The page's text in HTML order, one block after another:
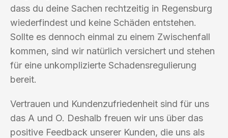
dass du deine Sachen rechtzeitig in Regensburg
wiederfindest und keine Schäden entstehen.
Sollte es dennoch einmal zu einem Zwischenfall
kommen, sind wir natürlich versichert und stehen
für eine unkomplizierte Schadensregulierung
bereit.
Vertrauen und Kundenzufriedenheit sind für uns
das A und O. Deshalb freuen wir uns über das
positive Feedback unserer Kunden, die uns als